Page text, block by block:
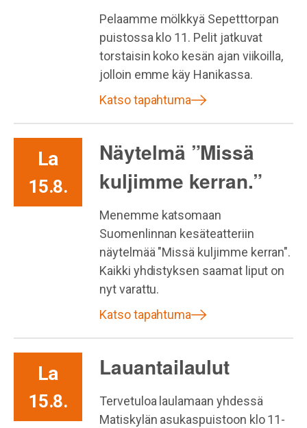
Pelaamme mölkkyä Sepetttorpan
puistossa klo 11. Pelit jatkuvat
torstaisin koko kesän ajan viikoilla,
jolloin emme käy Hanikassa.
Katso tapahtuma
La
15.8.
Näytelmä ”Missä
kuljimme kerran.”
Menemme katsomaan
Suomenlinnan kesäteatteriin
näytelmää "Missä kuljimme kerran".
Kaikki yhdistyksen saamat liput on
nyt varattu.
Katso tapahtuma
La
15.8.
Lauantailaulut
Tervetuloa laulamaan yhdessä
Matiskylän asukaspuistoon klo 11-